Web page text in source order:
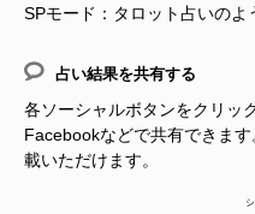
SPモード：タロット占いの
占い結果を共有する
各ソーシャルボタンをクリッ
Facebookなどで共有できま
載いただけます。